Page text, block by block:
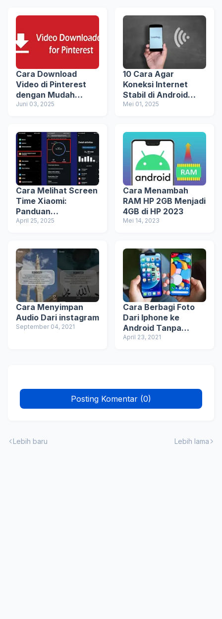
Cara Download
Video di Pinterest
dengan Mudah
untuk Semua
Juni 03, 2025
10 Cara Agar
Koneksi Internet
Stabil di Android
(Terbukti Ampuh)
Mei 01, 2025
Cara Melihat Screen
Time Xiaomi:
Panduan
Pemantauan Waktu
April 25, 2025
Cara Menambah
RAM HP 2GB Menjadi
4GB di HP 2023
Mei 14, 2023
Cara Menyimpan
Audio Dari instagram
September 04, 2021
Cara Berbagi Foto
Dari Iphone ke
Android Tanpa
Kompresi
April 23, 2021
Posting Komentar (0)
Lebih baru Lebih lama